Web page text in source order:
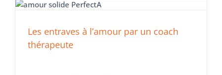
Les entraves à l’amour par un coach
thérapeute